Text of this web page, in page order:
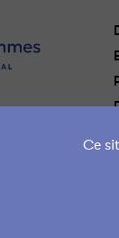
Ce